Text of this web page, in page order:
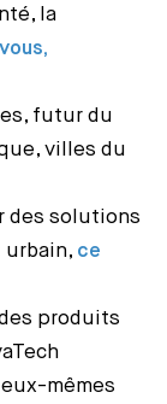
la
futur du
villes du
des solutions
urbain, ce
produits
mêmes